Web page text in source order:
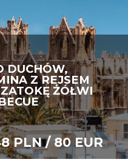
DUCHÓW,
Z REJSEM
ŻÓŁWI
PLN / 80 EUR